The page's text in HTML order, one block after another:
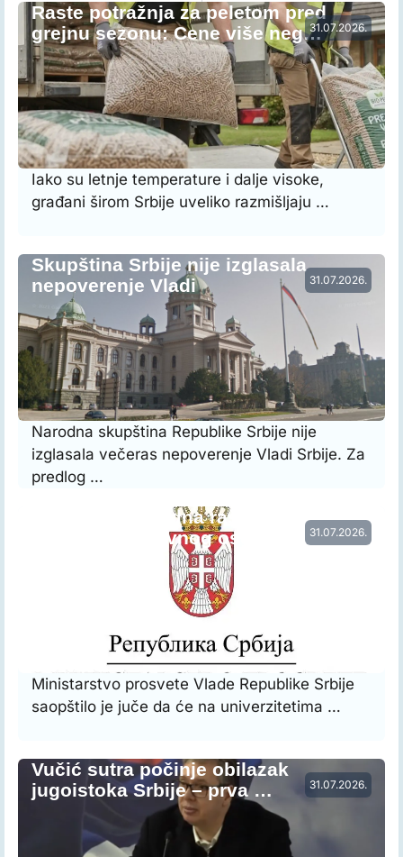
31.07.2026.
Raste potražnja za peletom pred
grejnu sezonu: Cene više neg…
Iako su letnje temperature i dalje visoke,
građani širom Srbije uveliko razmišljaju …
31.07.2026.
Skupština Srbije nije izglasala
nepoverenje Vladi
Narodna skupština Republike Srbije nije
izglasala večeras nepoverenje Vladi Srbije. Za
predlog …
31.07.2026.
Vraćena prethodna raspodela radnog
vremena nastavnog osoblja…
Ministarstvo prosvete Vlade Republike Srbije
saopštilo je juče da će na univerzitetima …
31.07.2026.
Vučić sutra počinje obilazak
jugoistoka Srbije – prva …